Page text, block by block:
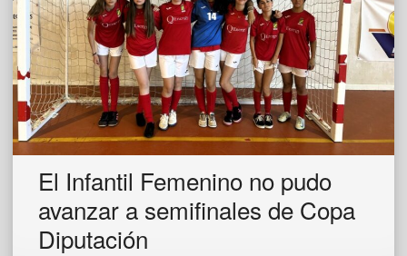
El Infantil Femenino no pudo
avanzar a semifinales de Copa
Diputación